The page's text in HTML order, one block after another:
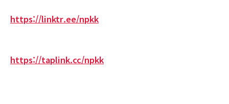
https://linktr.ee/npkk
https://taplink.cc/npkk